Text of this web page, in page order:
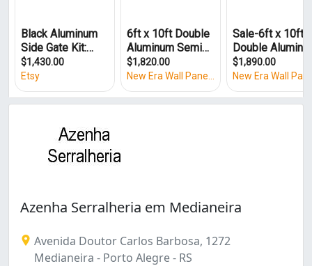
Azenha Serralheria em Medianeira
Avenida Doutor Carlos Barbosa, 1272
Medianeira - Porto Alegre - RS